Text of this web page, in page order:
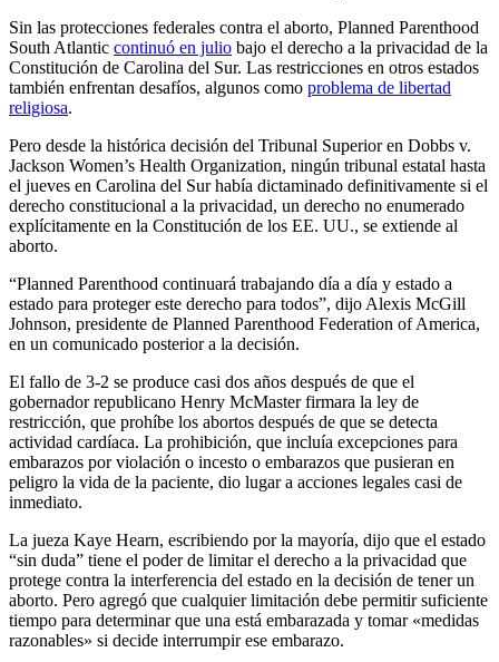
Sin las protecciones federales contra el aborto, Planned Parenthood
South Atlantic continuó en julio bajo el derecho a la privacidad de la
Constitución de Carolina del Sur. Las restricciones en otros estados
también enfrentan desafíos, algunos como problema de libertad
religiosa.
Pero desde la histórica decisión del Tribunal Superior en Dobbs v.
Jackson Women’s Health Organization, ningún tribunal estatal hasta
el jueves en Carolina del Sur había dictaminado definitivamente si el
derecho constitucional a la privacidad, un derecho no enumerado
explícitamente en la Constitución de los EE. UU., se extiende al
aborto.
“Planned Parenthood continuará trabajando día a día y estado a
estado para proteger este derecho para todos”, dijo Alexis McGill
Johnson, presidente de Planned Parenthood Federation of America,
en un comunicado posterior a la decisión.
El fallo de 3-2 se produce casi dos años después de que el
gobernador republicano Henry McMaster firmara la ley de
restricción, que prohíbe los abortos después de que se detecta
actividad cardíaca. La prohibición, que incluía excepciones para
embarazos por violación o incesto o embarazos que pusieran en
peligro la vida de la paciente, dio lugar a acciones legales casi de
inmediato.
La jueza Kaye Hearn, escribiendo por la mayoría, dijo que el estado
“sin duda” tiene el poder de limitar el derecho a la privacidad que
protege contra la interferencia del estado en la decisión de tener un
aborto. Pero agregó que cualquier limitación debe permitir suficiente
tiempo para determinar que una está embarazada y tomar «medidas
razonables» si decide interrumpir ese embarazo.